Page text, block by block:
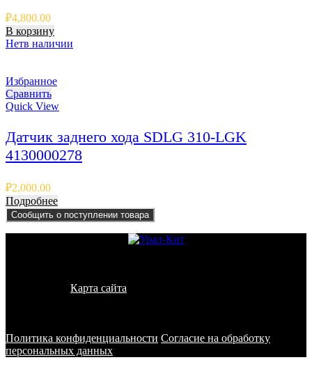
₽4,800.00
В корзину
Нетв наличии
Избранное
Сравнить
Quick View
Датчик заднего хода SDLG 310-LGK
4130000278
₽2,000.00
Подробнее
Сообщить о поступлении товара
Карта сайта
Политика конфиденциальности Согласие на обработку
персональных данных